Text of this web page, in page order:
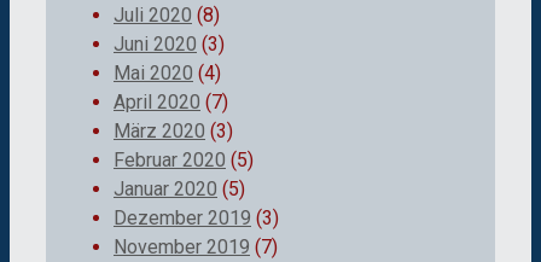
Juli 2020 (8)
Juni 2020 (3)
Mai 2020 (4)
April 2020 (7)
März 2020 (3)
Februar 2020 (5)
Januar 2020 (5)
Dezember 2019 (3)
November 2019 (7)